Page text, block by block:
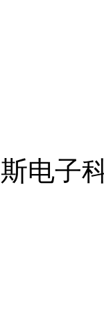
电子